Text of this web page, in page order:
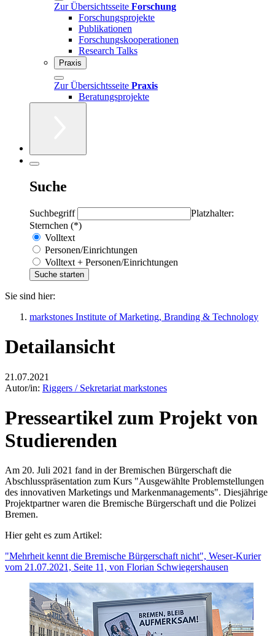
Zur Übersichtsseite Forschung
Forschungsprojekte
Publikationen
Forschungskooperationen
Research Talks
Praxis
Zur Übersichtsseite Praxis
Beratungsprojekte
Suche
Suchbegriff
Platzhalter:
Sternchen (*)
Volltext
Personen/Einrichtungen
Volltext + Personen/Einrichtungen
Sie sind hier:
markstones Institute of Marketing, Branding & Technology
Detailansicht
21.07.2021
Autor/in: Riggers / Sekretariat markstones
Presseartikel zum Projekt von
Studierenden
Am 20. Juli 2021 fand in der Bremischen Bürgerschaft die
Abschlusspräsentation zum Kurs "Ausgewählte Problemstellungen
des innovativen Marketings und Markenmanagements". Diesjährige
Projektpartner waren die Bremische Bürgerschaft und die Polizei
Bremen.
Hier geht es zum Artikel:
"Mehrheit kennt die Bremische Bürgerschaft nicht", Weser-Kurier
vom 21.07.2021, Seite 11, von Florian Schwiegershausen